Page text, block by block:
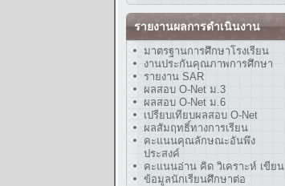
รายงานผลการดำเนินงาน
มาตรฐานการศึกษาโรงเรียน
งานประกันคุณภาพการศึกษา
รายงาน SAR
ผลสอบ O-Net ม.3
ผลสอบ O-Net ม.6
เปรียบเทียบผลสอบ O-Net
ผลสัมฤทธิ์ทางการเรียน
คะแนนคุณลักษณะอันพึง
ประสงค์
คะแนนอ่าน คิด วิเคราะห์ เขียน
ข้อมูลนักเรียนศึกษาต่อ